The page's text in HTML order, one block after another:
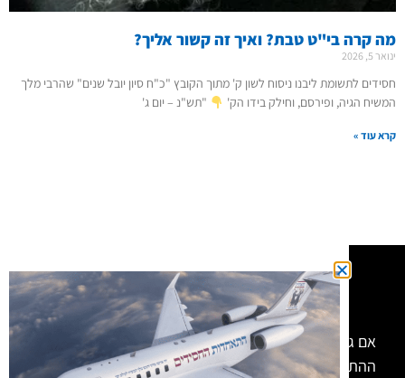
מה קרה בי"ט טבת? ואיך זה קשור אליך?
ינואר 5, 2026
חסידים לתשומת ליבנו ניסוח לשון ק' מתוך הקובץ "כ"ח סיון יובל שנים" שהרבי מלך
המשיח הגיה, ופירסם, וחילק בידו הק'
"תש"נ – יום ג'
קרא עוד »
רוצה להיות מעודכן?
אם גם אתה רוצה לחיות את השליחות העכשווית, לחזק את
ההתקשרות לרבי, להשקיע במשפחה ובחינוך הילדים